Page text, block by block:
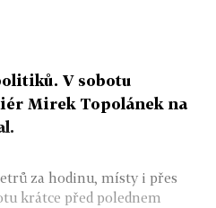
V sobotu
Mirek Topolánek na
za hodinu, místy i přes
krátce před polednem